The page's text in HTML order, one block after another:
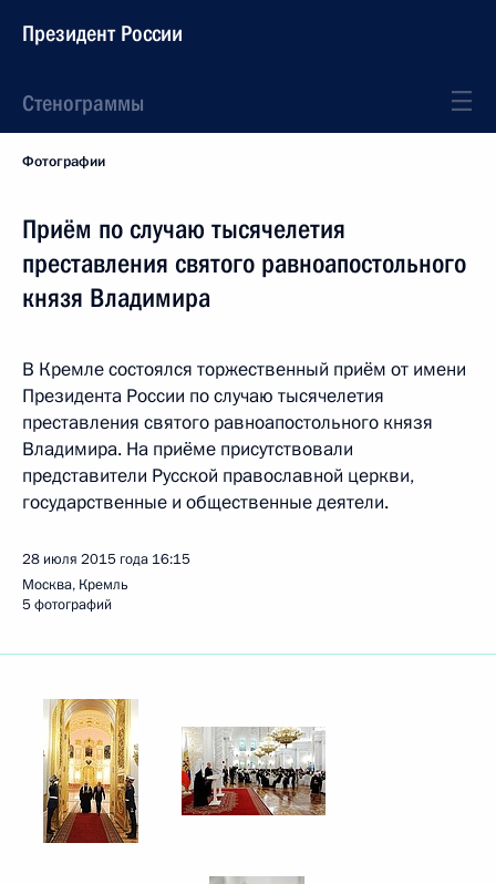
Президент России
Стенограммы
Фотографии
Приём по случаю тысячелетия
преставления святого равноапостольного
князя Владимира
В Кремле состоялся торжественный приём от имени
Президента России по случаю тысячелетия
преставления святого равноапостольного князя
Владимира. На приёме присутствовали
представители Русской православной церкви,
государственные и общественные деятели.
28 июля 2015 года 16:15
Москва, Кремль
5 фотографий